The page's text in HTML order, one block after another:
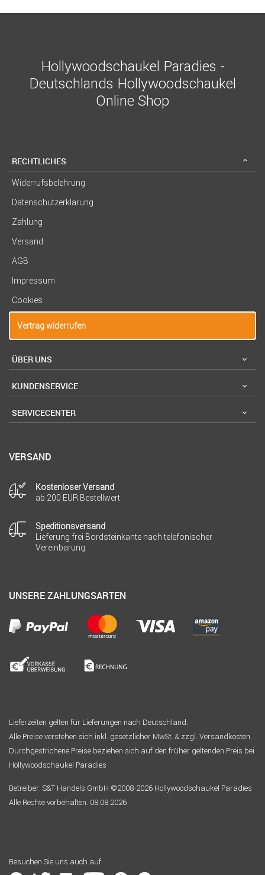
Hollywoodschaukel Paradies -
Deutschlands Hollywoodschaukel
Online Shop
RECHTLICHES
Widerrufsbelehrung
Datenschutzerklärung
Zahlung
Versand
AGB
Impressum
Cookies
Vertrag widerrufen
ÜBER UNS
KUNDENSERVICE
SERVICECENTER
VERSAND
Kostenloser Versand
ab 200 EUR Bestellwert
Speditionsversand
Lieferung frei Bordsteinkante nach telefonischer
Vereinbarung
UNSERE ZAHLUNGSARTEN
Lieferzeiten gelten für Lieferungen nach Deutschland.
Alle Preise verstehen sich inkl. gesetzlicher MwSt. & zzgl. Versandkosten.
Durchgestrichene Preise beziehen sich auf den früher geltenden Preis bei
Hollywoodschaukel Paradies
Betreiber: S&T Handels GmbH ©2008-2026 Hollywoodschaukel Paradies
Alle Rechte vorbehalten. 08.08.2026
Besuchen Sie uns auch auf